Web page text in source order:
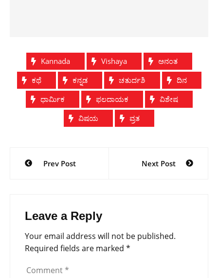
Kannada Vishaya
ಅನಂತ
ಕಥೆ
ಕನ್ನಡ ಚತುರ್ದಶಿ
ದಿನ
ಧಾರ್ಮಿಕ
ಫ‌ಲದಾಯಕ
ವಿಶೇಷ
ವಿಷಯ
ವ್ರತ
navigation
Prev Post Next Post
Leave a Reply
Your email address will not be published.
Required fields are marked *
Comment *